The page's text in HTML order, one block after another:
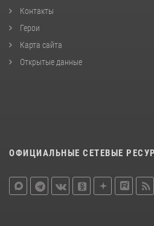
Контакты
Герои
Карта сайта
Открытые данные
ОФИЦИАЛЬНЫЕ СЕТЕВЫЕ